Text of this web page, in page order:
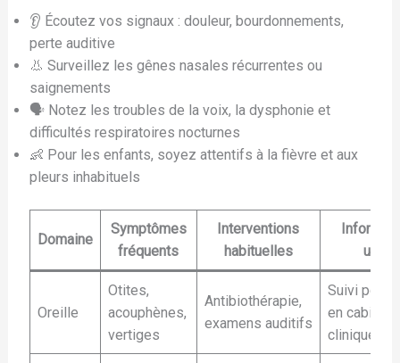
👂 Écoutez vos signaux : douleur, bourdonnements,
perte auditive
👃 Surveillez les gênes nasales récurrentes ou
saignements
🗣️ Notez les troubles de la voix, la dysphonie et
difficultés respiratoires nocturnes
👶 Pour les enfants, soyez attentifs à la fièvre et aux
pleurs inhabituels
Domaine
Symptômes
fréquents
Interventions
habituelles
utiles
Oreille
Otites,
acouphènes,
vertiges
Antibiothérapie,
examens auditifs
Suivi
en cabinet
clinique